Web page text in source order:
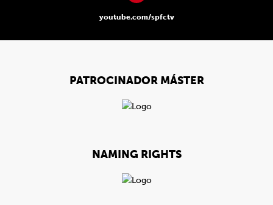
youtube.com/spfctv
PATROCINADOR MÁSTER
NAMING RIGHTS